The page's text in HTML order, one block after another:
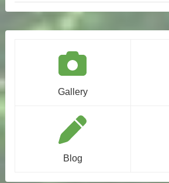
Gallery
Blog